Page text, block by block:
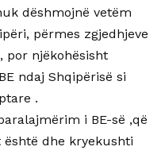
dëshmojnë vetëm
përmes zgjedhjeve
por njëkohësisht
ndaj Shqipërisë si
.
i BE-së ,që
dhe kryekushti